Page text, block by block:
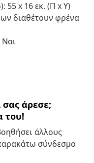
55 x 16 εκ. (Π x Υ)
διαθέτουν φρένα
Ναι
σας άρεσε;
του!
άλλους
σύνδεσμο